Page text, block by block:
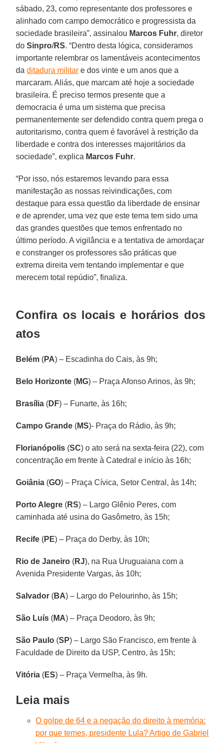
sábado, 23, como representante dos professores e
alinhado com campo democrático e progressista da
sociedade brasileira”, assinalou Marcos Fuhr, diretor
doSinpro/RS. “Dentro desta lógica, consideramos
importante relembrar os lamentáveis acontecimentos
daditadura militar e dos vinte e um anos que a
marcaram. Aliás, que marcam até hoje a sociedade
brasileira. É preciso termos presente que a
democracia é uma um sistema que precisa
permanentemente ser defendido contra quem prega o
autoritarismo, contra quem é favorável à restrição da
liberdade e contra dos interesses majoritários da
sociedade”, explica Marcos Fuhr.
“Por isso, nós estaremos levando para essa
manifestação as nossas reivindicações, com
destaque para essa questão da liberdade de ensinar
e de aprender, uma vez que este tema tem sido uma
das grandes questões que temos enfrentado no
último período. A vigilância e a tentativa de amordaçar
e constranger os professores são práticas que
extrema direita vem tentando implementar e que
merecem total repúdio”, finaliza.
Confira os locais e horários dos
atos
Belém (PA) – Escadinha do Cais, às 9h;
Belo Horizonte (MG) – Praça Afonso Arinos, às 9h;
Brasília (DF) – Funarte, às 16h;
Campo Grande (MS)- Praça do Rádio, às 9h;
Florianópolis (SC) o ato será na sexta-feira (22), com
concentração em frente à Catedral e início às 16h;
Goiânia (GO) – Praça Cívica, Setor Central, às 14h;
Porto Alegre (RS) – Largo Glênio Peres, com
caminhada até usina do Gasômetro, às 15h;
Recife (PE) – Praça do Derby, às 10h;
Rio de Janeiro (RJ), na Rua Uruguaiana com a
Avenida Presidente Vargas, às 10h;
Salvador (BA) – Largo do Pelourinho, às 15h;
São Luís (MA) – Praça Deodoro, às 9h;
São Paulo (SP) – Largo São Francisco, em frente à
Faculdade de Direito da USP, Centro, às 15h;
Vitória (ES) – Praça Vermelha, às 9h.
Leia mais
O golpe de 64 e a negação do direito à memória:
por que temes, presidente Lula? Artigo de Gabriel